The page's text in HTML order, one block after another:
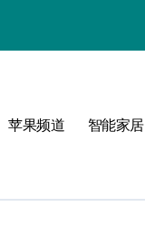
苹果频道 智能家居